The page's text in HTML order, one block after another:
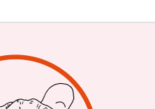
Mit einem
den Bau von
Windräder in ihrer
der erneuerbaren